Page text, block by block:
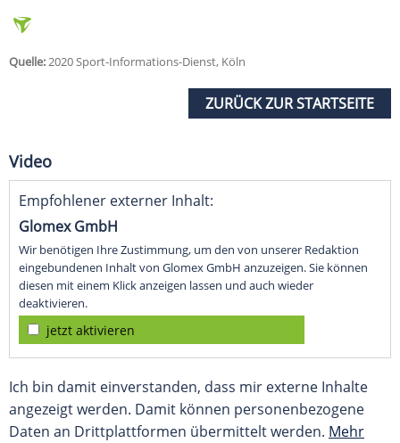
Quelle:2020 Sport-Informations-Dienst, Köln
ZURÜCK ZUR STARTSEITE
Video
Empfohlener externer Inhalt:
Glomex GmbH
Wir benötigen Ihre Zustimmung, um den von unserer Redaktion
eingebundenen Inhalt von Glomex GmbH anzuzeigen. Sie können
diesen mit einem Klick anzeigen lassen und auch wieder
deaktivieren.
jetzt aktivieren
Ich bin damit einverstanden, dass mir externe Inhalte
angezeigt werden. Damit können personenbezogene
Daten an Drittplattformen übermittelt werden. Mehr